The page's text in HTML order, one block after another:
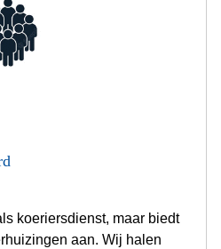
koeriersdienst, maar biedt
aan. Wij halen